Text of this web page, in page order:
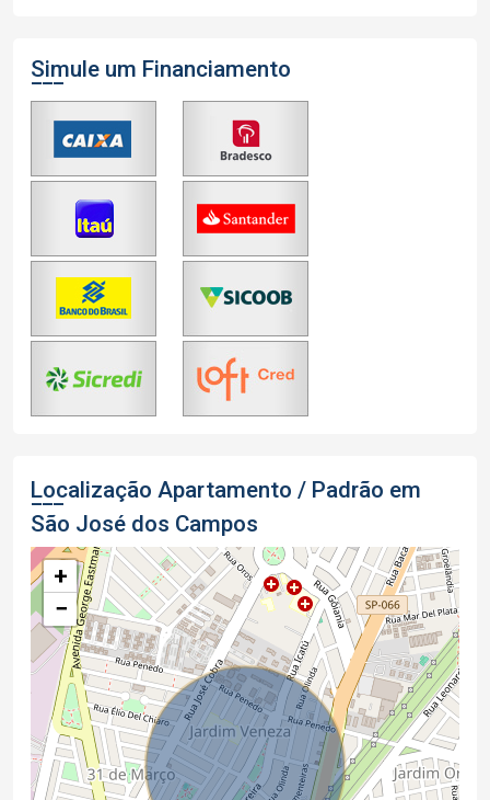
Simule um Financiamento
Localização Apartamento / Padrão em
São José dos Campos
+
−